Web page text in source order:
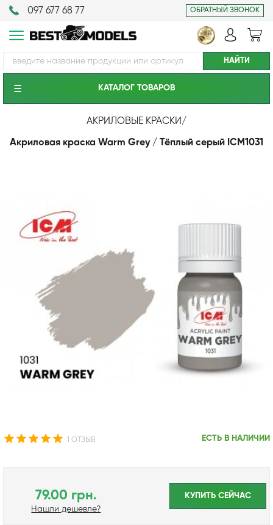
097 677 68 77 ОБРАТНЫЙ ЗВОНОК
КАТАЛОГ ТОВАРОВ
АКРИЛОВЫЕ КРАСКИ/
Акриловая краска Warm Grey / Тёплый серый ICM1031
1 ОТЗЫВ ЕСТЬ В НАЛИЧИИ
79.00 грн.
Нашли дешевле?
КУПИТЬ CЕЙЧАС